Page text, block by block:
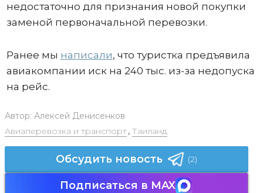
недостаточно для признания новой покупки
заменой первоначальной перевозки.
Ранее мы написали, что туристка предъявила
авиакомпании иск на 240 тыс. из-за недопуска
на рейс.
Автор: Алексей Денисенков
Авиаперевозка и транспорт, Таиланд
Обсудить новость (2)
Подписаться в MAX